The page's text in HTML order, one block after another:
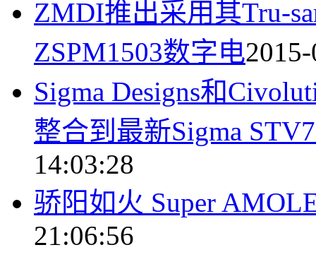
ZMDI推出采用其Tru-
ZSPM1503数字电
Sigma Designs和
整合到最新Sigma
14:03:28
骄阳如火 Super
21:06:56